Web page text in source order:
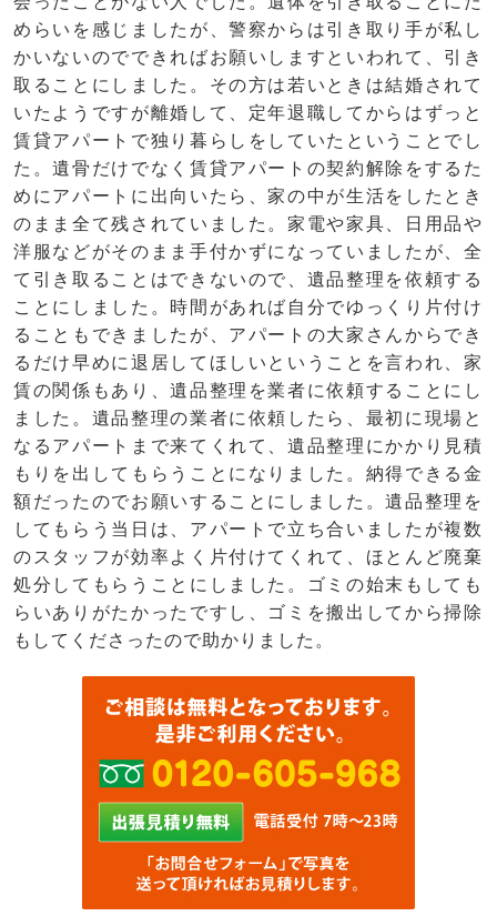
めらいを感じましたが、警察からは引き取り手が私し
かいないのでできればお願いしますといわれて、引き
取ることにしました。その方は若いときは結婚されて
いたようですが離婚して、定年退職してからはずっと
賃貸アパートで独り暮らしをしていたということでし
た。遺骨だけでなく賃貸アパートの契約解除をするた
めにアパートに出向いたら、家の中が生活をしたとき
のまま全て残されていました。家電や家具、日用品や
洋服などがそのまま手付かずになっていましたが、全
て引き取ることはできないので、遺品整理を依頼する
ことにしました。時間があれば自分でゆっくり片付け
ることもできましたが、アパートの大家さんからでき
るだけ早めに退居してほしいということを言われ、家
賃の関係もあり、遺品整理を業者に依頼することにし
ました。遺品整理の業者に依頼したら、最初に現場と
なるアパートまで来てくれて、遺品整理にかかり見積
もりを出してもらうことになりました。納得できる金
額だったのでお願いすることにしました。遺品整理を
してもらう当日は、アパートで立ち合いましたが複数
のスタッフが効率よく片付けてくれて、ほとんど廃棄
処分してもらうことにしました。ゴミの始末もしても
らいありがたかったですし、ゴミを搬出してから掃除
もしてくださったので助かりました。